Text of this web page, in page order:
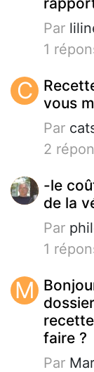
Par
1
C
vous
Par
2
-le
de la
Par
1
M
faire ?
Par